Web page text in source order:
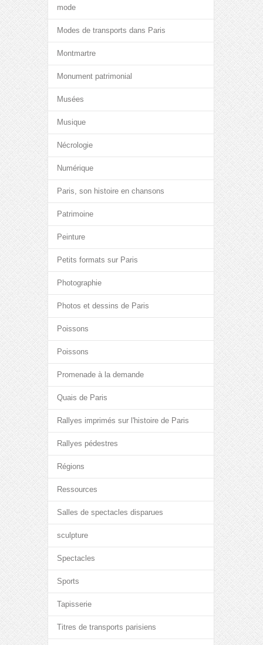
mode
Modes de transports dans Paris
Montmartre
Monument patrimonial
Musées
Musique
Nécrologie
Numérique
Paris, son histoire en chansons
Patrimoine
Peinture
Petits formats sur Paris
Photographie
Photos et dessins de Paris
Poissons
Poissons
Promenade à la demande
Quais de Paris
Rallyes imprimés sur l'histoire de Paris
Rallyes pédestres
Régions
Ressources
Salles de spectacles disparues
sculpture
Spectacles
Sports
Tapisserie
Titres de transports parisiens